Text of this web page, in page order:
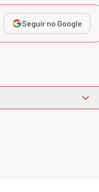
Seguir no Google